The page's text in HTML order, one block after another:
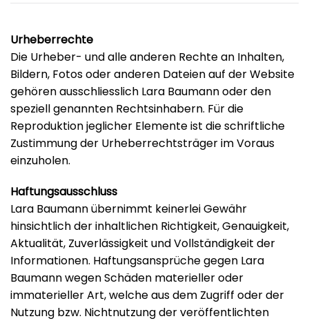
Urheberrechte
Die Urheber- und alle anderen Rechte an Inhalten,
Bildern, Fotos oder anderen Dateien auf der Website
gehören ausschliesslich Lara Baumann oder den
speziell genannten Rechtsinhabern. Für die
Reproduktion jeglicher Elemente ist die schriftliche
Zustimmung der Urheberrechtsträger im Voraus
einzuholen.
Haftungsausschluss
Lara Baumann übernimmt keinerlei Gewähr
hinsichtlich der inhaltlichen Richtigkeit, Genauigkeit,
Aktualität, Zuverlässigkeit und Vollständigkeit der
Informationen. Haftungsansprüche gegen Lara
Baumann wegen Schäden materieller oder
immaterieller Art, welche aus dem Zugriff oder der
Nutzung bzw. Nichtnutzung der veröffentlichten